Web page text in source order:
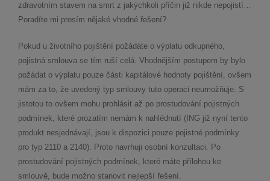
zdravotním stavem na smrt z jakýchkoli příčin již nikde nepojistí…
Poradíte mi prosím nějaké vhodné řešení?
Pokud u životního pojištění požádáte o výplatu odkupného,
pojistná smlouva se tím ruší celá. Vhodnějším postupem by bylo
požádat o výplatu pouze části kapitálové hodnoty pojištění, ovšem
mám za to, že uvedený typ smlouvy tuto operaci neumožňuje. S
jistotou to ovšem mohu prohlásit až po prostudování pojistných
podmínek, které prozatím nemám k nahlédnutí (ING již nyní tento
produkt nesjednávají, jsou k dispozici pouze pojistné podmínky
pro typ 2110 a 2140). Proto navrhuji osobní konzultaci. Po
prostudování pojistných podmínek, které máte přílohou ke
smlouvě, bude možno stanovit nejlepší řešení.